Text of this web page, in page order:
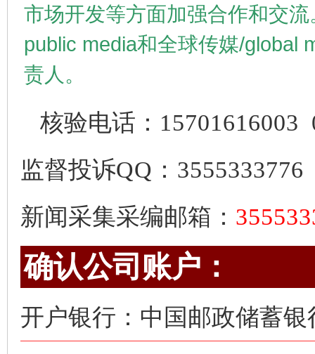
市场开发等方面加强合作和交
public media和全球传媒/global
责人。
核验电话： 15701616003
监督投诉QQ：3555333776
新闻采集采编邮箱：
确认公司账户：
开户银行：中国邮政储蓄